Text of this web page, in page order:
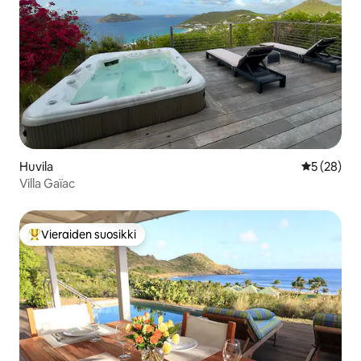
Huvila
5 (28)
Villa Gaïac
Vieraiden suosikkien parhaimmistoa
Vieraiden suosikki